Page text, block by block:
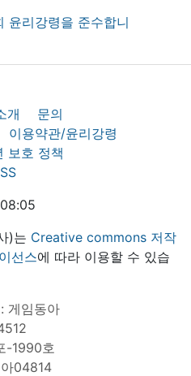
개
문의
이용약관/윤리강령
보호 정책
)는 Creative commons 저작
선스에 따라 이용할 수 있습
게임동아
-1990호
04814